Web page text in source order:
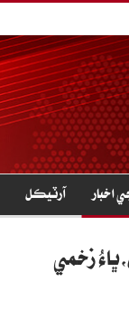
اخبار آرٽيڪل
زخمي